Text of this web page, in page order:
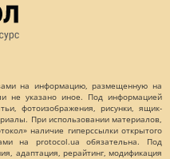
на информацию, размещенную на
не указано иное. Под информацией
фотоизображения, рисунки, ящик-
При использовании материалов,
наличие гиперссылки открытого
на protocol.ua обязательна. Под
адаптация, рерайтинг, модификация